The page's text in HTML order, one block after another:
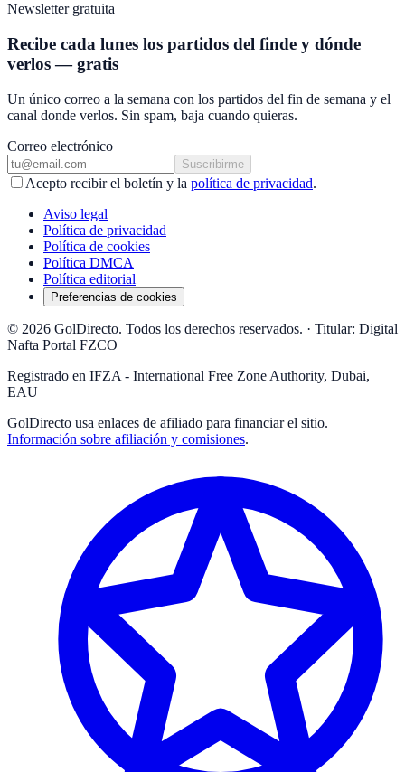
Newsletter gratuita
Recibe cada lunes los partidos del finde y dónde
verlos — gratis
Un único correo a la semana con los partidos del fin de semana y el
canal donde verlos. Sin spam, baja cuando quieras.
Correo electrónico
Suscribirme
Acepto recibir el boletín y la política de privacidad.
Aviso legal
Política de privacidad
Política de cookies
Política DMCA
Política editorial
Preferencias de cookies
© 2026 GolDirecto. Todos los derechos reservados. · Titular: Digital
Nafta Portal FZCO
Registrado en IFZA - International Free Zone Authority, Dubai,
EAU
GolDirecto usa enlaces de afiliado para financiar el sitio.
Información sobre afiliación y comisiones.